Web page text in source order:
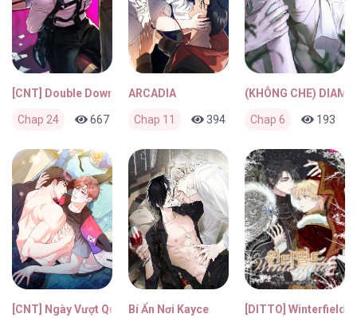
[CNT] Double Down
Chap 24 667 0 4 tuần trước
ARCADIA
Chap 11 394 0 4 tuần trước
(KHÔNG CHE)
Chap 6 193
[CNT] Ngày Vượt Qua Ranh Giới
Bí Ẩn Nơi Kayce [DITTO] Winterfield